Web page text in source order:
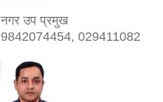
नगर उप प्रमुख
9842074454, 029411082